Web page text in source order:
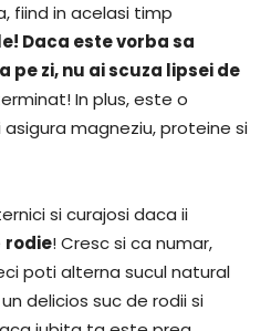
fiind in acelasi timp
Daca este vorba sa
pe zi, nu ai scuza lipsei de
In plus, este o
magneziu, proteine si
si curajosi daca ii
rodie! Cresc si ca numar,
poti alterna sucul natural
delicios suc de rodii si